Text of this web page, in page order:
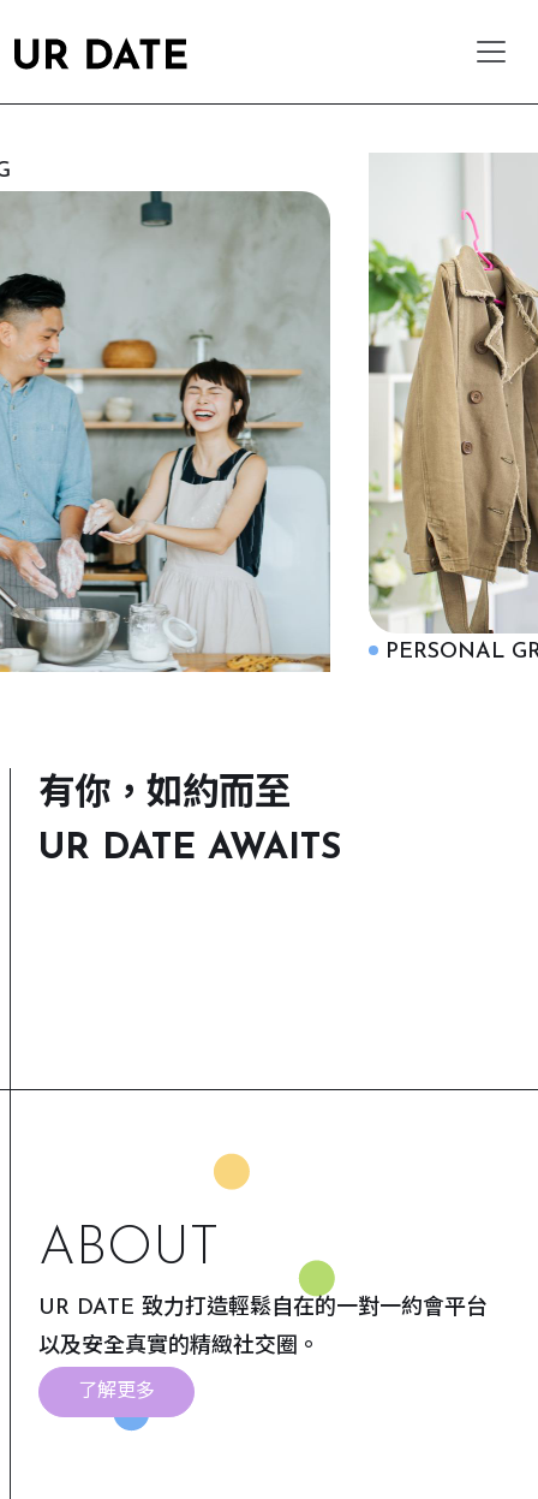
PERSONAL GROWTH
有你，如約而至
UR DATE AWAITS
ABOUT
UR DATE 致力打造輕鬆自在的一對一約會平台
以及安全真實的精緻社交圈。
了解更多